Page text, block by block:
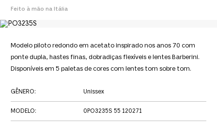
Feito à mão na Itália
Modelo piloto redondo em acetato inspirado nos anos 70 com
ponte dupla, hastes finas, dobradiças flexíveis e lentes Barberini.
Disponíveis em 5 paletas de cores com lentes tom sobre tom.
GÊNERO: Unissex
MODELO: 0PO3235S 55 120271